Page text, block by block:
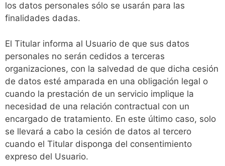
los datos personales sólo se usarán para las
finalidades dadas.
El Titular informa al Usuario de que sus datos
personales no serán cedidos a terceras
organizaciones, con la salvedad de que dicha cesión
de datos esté amparada en una obligación legal o
cuando la prestación de un servicio implique la
necesidad de una relación contractual con un
encargado de tratamiento. En este último caso, solo
se llevará a cabo la cesión de datos al tercero
cuando el Titular disponga del consentimiento
expreso del Usuario.